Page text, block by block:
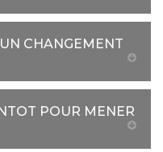
CHANGEMENT
POUR MENER